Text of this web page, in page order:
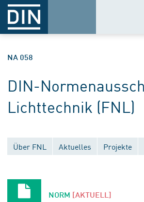
NA 058
DIN-
Lichttechnik (FNL)
Über FNL Aktuelles Projekte
NORM [AKTUELL]